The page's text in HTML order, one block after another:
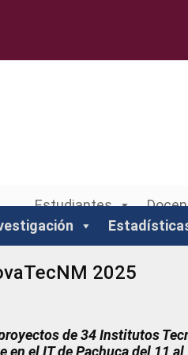
Estudiantes
2025
de 34 Institutos
el IT de Pachuca del 11